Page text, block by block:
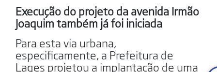
Execução do projeto da avenida Irmão
Joaquim também já foi iniciada
Para esta via urbana,
especificamente, a Prefeitura de
Lages projetou a implantação de uma